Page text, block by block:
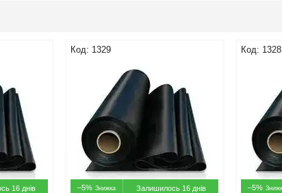
16 днів
1329
–5% Залишилось 16 днів
1328
–5%